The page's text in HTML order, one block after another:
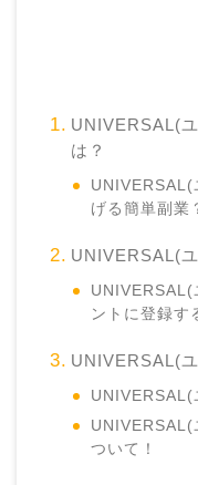
UNIVERSAL(
は？
UNIVERSAL(
げる簡単副業
UNIVERSAL(
UNIVERSAL(
ントに登録す
UNIVERSAL(
UNIVERSAL(
UNIVERSAL(
ついて！